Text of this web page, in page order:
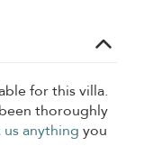
for this villa.
thoroughly
anything you